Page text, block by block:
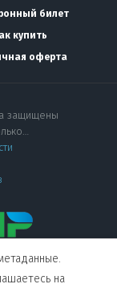
билет
купить
оферта
защищены
на